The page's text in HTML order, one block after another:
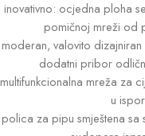
inovativno: ocjedna ploha
pomičnoj mreži od
moderan, valovito
dodatni pribor
multifunkcionalna mreža za
u
polica za pipu smještena